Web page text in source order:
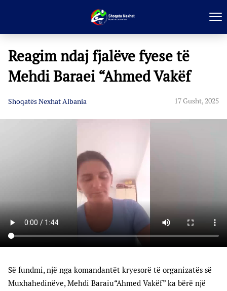
Reagim ndaj fjalëve fyese të
Mehdi Baraei “Ahmed Vakëf
Shoqatës Nexhat Albania 17 Gusht, 2025
Së fundmi, një nga komandantët kryesorë të organizatës së
Muxhahedinëve, Mehdi Baraiu“Ahmed Vakëf” ka bërë një